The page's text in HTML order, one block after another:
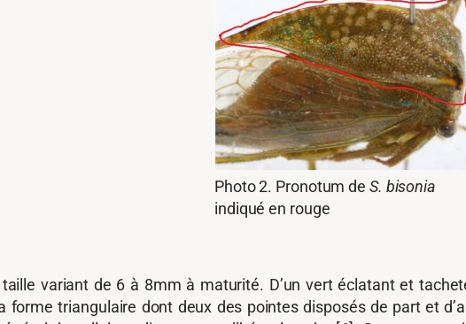
Photo 2. Pronotum de S. bisonia
indiqué en rouge
variant de 6 à 8mm à maturité. D’un vert éclatant et
forme triangulaire dont deux des pointes disposés de part et